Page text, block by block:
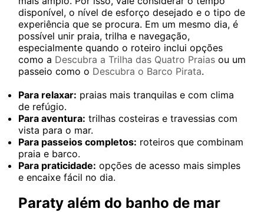
disponível, o nível de esforço desejado e o tipo de
experiência que se procura. Em um mesmo dia, é
possível unir praia, trilha e navegação,
especialmente quando o roteiro inclui opções
como a Descubra a Trilha das Quatro Praias ou um
passeio como o Descubra o Barco Pirata.
Para relaxar: praias mais tranquilas e com clima
de refúgio.
Para aventura: trilhas costeiras e travessias com
vista para o mar.
Para passeios completos: roteiros que combinam
praia e barco.
Para praticidade: opções de acesso mais simples
e encaixe fácil no dia.
Paraty além do banho de mar